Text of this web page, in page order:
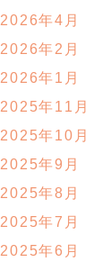
2026年4月
2026年2月
2026年1月
2025年11月
2025年10月
2025年9月
2025年8月
2025年7月
2025年6月